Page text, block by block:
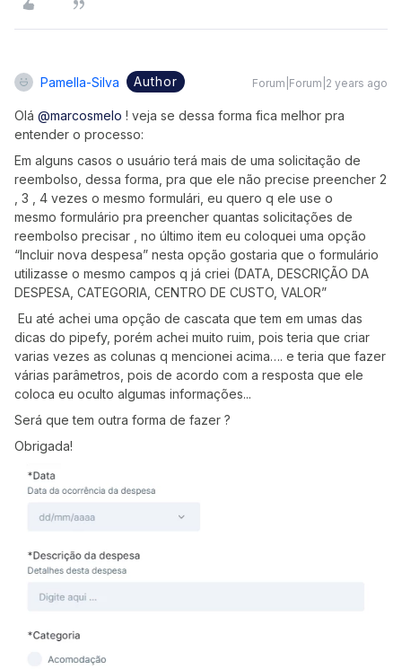
Pamella-Silva Author Forum|Forum|2 years ago
Olá @marcosmelo ! veja se dessa forma fica melhor pra
entender o processo:
Em alguns casos o usuário terá mais de uma solicitação de
reembolso, dessa forma, pra que ele não precise preencher 2
, 3 , 4 vezes o mesmo formulári, eu quero q ele use o
mesmo formulário pra preencher quantas solicitações de
reembolso precisar , no último item eu coloquei uma opção
“Incluir nova despesa” nesta opção gostaria que o formulário
utilizasse o mesmo campos q já criei (DATA, DESCRIÇÃO DA
DESPESA, CATEGORIA, CENTRO DE CUSTO, VALOR”
Eu até achei uma opção de cascata que tem em umas das
dicas do pipefy, porém achei muito ruim, pois teria que criar
varias vezes as colunas q mencionei acima…. e teria que fazer
várias parâmetros, pois de acordo com a resposta que ele
coloca eu oculto algumas informações...
Será que tem outra forma de fazer ?
Obrigada!